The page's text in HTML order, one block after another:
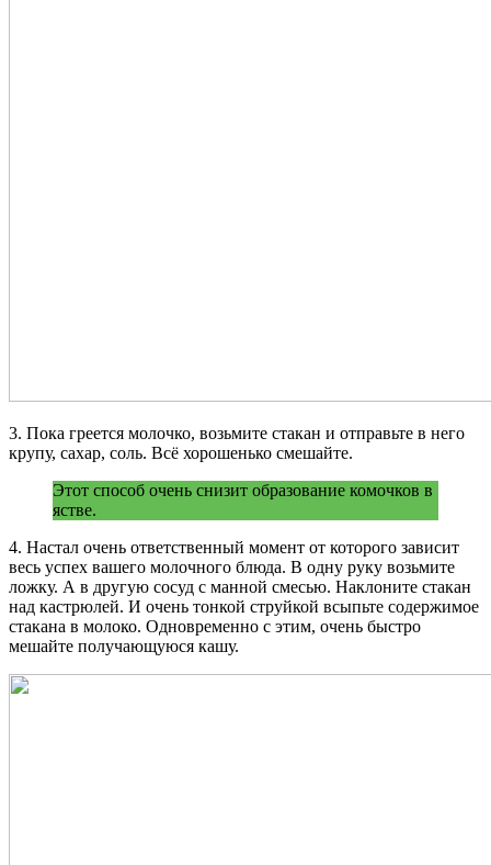
3. Пока греется молочко, возьмите стакан и отправьте в него
крупу, сахар, соль. Всё хорошенько смешайте.
Этот способ очень снизит образование комочков в
ястве.
4. Настал очень ответственный момент от которого зависит
весь успех вашего молочного блюда. В одну руку возьмите
ложку. А в другую сосуд с манной смесью. Наклоните стакан
над кастрюлей. И очень тонкой струйкой всыпьте содержимое
стакана в молоко. Одновременно с этим, очень быстро
мешайте получающуюся кашу.